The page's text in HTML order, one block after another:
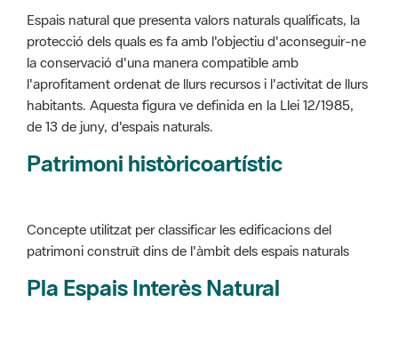
l'aprofitament ordenat de llurs recursos i l'activitat de llurs
habitants. Aquesta figura ve definida en la Llei 12/1985,
de 13 de juny, d'espais naturals.
Patrimoni històricoartístic
Concepte utilitzat per classificar les edificacions del
Pla Espais Interès Natural
És un pla territorial sectorial que delimita un conjunt